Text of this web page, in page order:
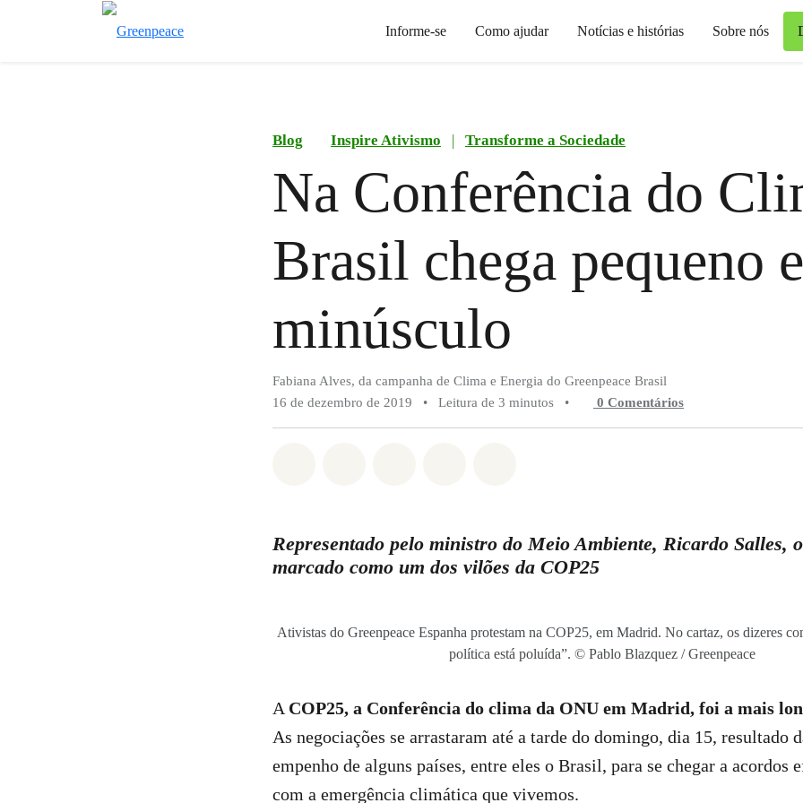
Informe-se Como ajudar Notícias e histórias Sobre nós
Blog Inspire Ativismo | Transforme a Sociedade
Na Conferência do
Brasil chega pequeno
minúsculo
Fabiana Alves, da campanha de Clima e Energia do Greenpeace Brasil
16 de dezembro de 2019
• Leitura de 3 minutos • 0 Comentários
Representado pelo ministro do Meio Ambiente, Ricardo Salles,
marcado como um dos vilões da COP25
Ativistas do Greenpeace Espanha protestam na COP25, em Madrid. No cartaz, os dizeres
política está poluída”. © Pablo Blazquez / Greenpeace
A COP25, a Conferência do clima da ONU em Madrid, foi a mais
As negociações se arrastaram até a tarde do domingo, dia 15, resultado
empenho de alguns países, entre eles o Brasil, para se chegar a acordos
com a emergência climática que vivemos.